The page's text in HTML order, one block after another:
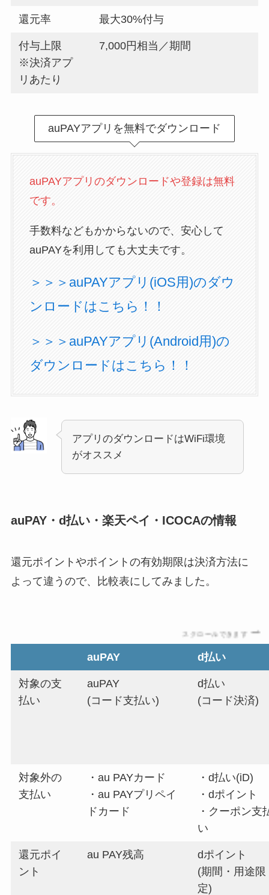
還元率 最大30%付与
付与上限
※決済アプ
リあたり
7,000円相当／期間
auPAYアプリを無料でダウンロード
auPAYアプリのダウンロードや登録は無料
です。
手数料などもかからないので、安心して
auPAYを利用しても大丈夫です。
＞＞＞auPAYアプリ(iOS用)のダウ
ンロードはこちら！！
＞＞＞auPAYアプリ(Android用)の
ダウンロードはこちら！！
アプリのダウンロードはWiFi環境
がオススメ
auPAY・d払い・楽天ペイ・ICOCAの情報
還元ポイントやポイントの有効期限は決済方法に
よって違うので、比較表にしてみました。
スクロールできます
auPAY d払い
対象の支
払い
auPAY
(コード支払い)
d払い
(コード決済)
対象外の
支払い
・au PAYカード
・au PAYプリペイ
ドカード
・d払い(iD)
・dポイント
・クーポン支
い
還元ポイ
ント
au PAY残高
dポイント
(期間・用途限
定)